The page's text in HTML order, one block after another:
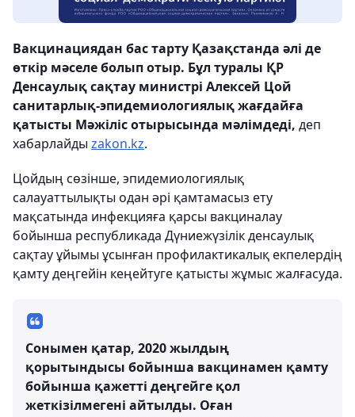
Вакцинациядан бас тарту Қазақстанда әлі де
өткір мәселе болып отыр. Бұл туралы ҚР
Денсаулық сақтау министрі Алексей Цой
санитарлық-эпидемиологиялық жағдайға
қатысты Мәжіліс отырысында мәлімдеді, деп
хабарлайды zakon.kz.
Цойдың сөзінше, эпидемиологиялық
салауаттылықты одан әрі қамтамасыз ету
мақсатында инфекцияға қарсы вакциналау
бойынша республикада Дүниежүзілік денсаулық
сақтау ұйымы ұсынған профилактикалық екпелердің
қамту деңгейін кеңейтуге қатысты жұмыс жалғасуда.
Сонымен қатар, 2020 жылдың
қорытындысы бойынша вакцинамен қамту
бойынша қажетті деңгейге қол
жеткізілмегені айтылды. Оған